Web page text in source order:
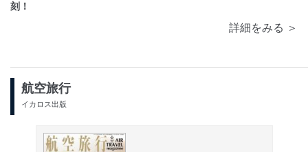
刻！
詳細をみる ＞
航空旅行
イカロス出版